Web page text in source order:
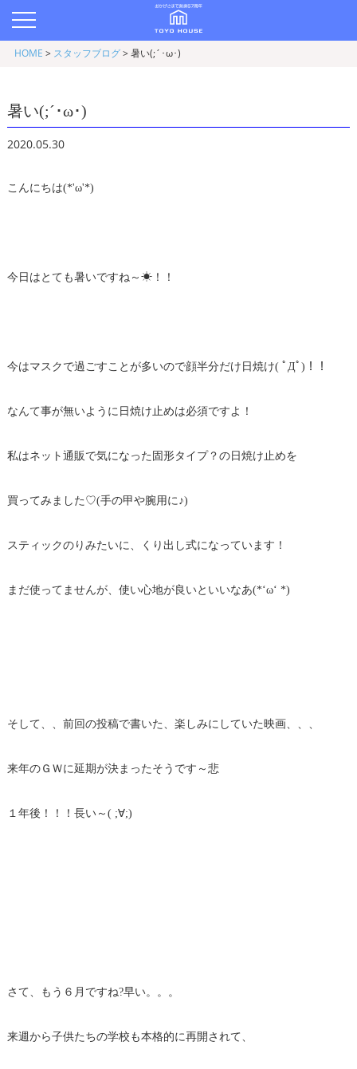
HOME > スタッフブログ>暑い(;´･ω･)
暑い(;´･ω･)
2020.05.30
こんにちは(*'ω'*)
今日はとても暑いですね～☀！！
今はマスクで過ごすことが多いので顔半分だけ日焼け( ﾟДﾟ)！！
なんて事が無いように日焼け止めは必須ですよ！
私はネット通販で気になった固形タイプ？の日焼け止めを
買ってみました♡(手の甲や腕用に♪)
スティックのりみたいに、くり出し式になっています！
まだ使ってませんが、使い心地が良いといいなあ(*‘ω‘ *)
そして、、前回の投稿で書いた、楽しみにしていた映画、、、
来年のＧＷに延期が決まったそうです～悲
１年後！！！長い～( ;∀;)
さて、もう６月ですね?早い。。。
来週から子供たちの学校も本格的に再開されて、